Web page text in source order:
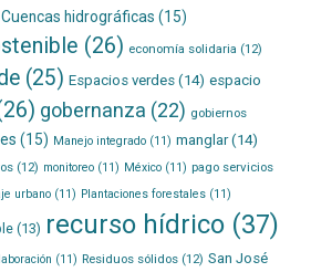
Cuencas hidrográficas (15)
(26) economía solidaria (12)
(25) Espacios verdes(14) espacio
gobernanza (22) gobiernos
(15) Manejo integrado(11) manglar(14)
(12) monitoreo(11) México(11) pago servicios
urbano(11) Plantaciones forestales(11)
(13) recurso hídrico(37)
(11) Residuos sólidos(12) San José